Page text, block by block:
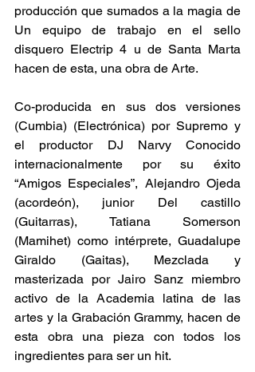
producción que sumados a la magia de
Un equipo de trabajo en el sello
disquero Electrip 4 u de Santa Marta
hacen de esta, una obra de Arte.
Co-producida en sus dos versiones
(Cumbia) (Electrónica) por Supremo y
el productor DJ Narvy Conocido
internacionalmente por su éxito
“Amigos Especiales”, Alejandro Ojeda
(acordeón), junior Del castillo
(Guitarras), Tatiana Somerson
(Mamihet) como intérprete, Guadalupe
Giraldo (Gaitas), Mezclada y
masterizada por Jairo Sanz miembro
activo de la Academia latina de las
artes y la Grabación Grammy, hacen de
esta obra una pieza con todos los
ingredientes para ser un hit.